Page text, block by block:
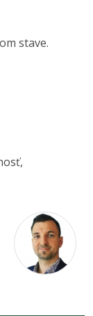
stave.